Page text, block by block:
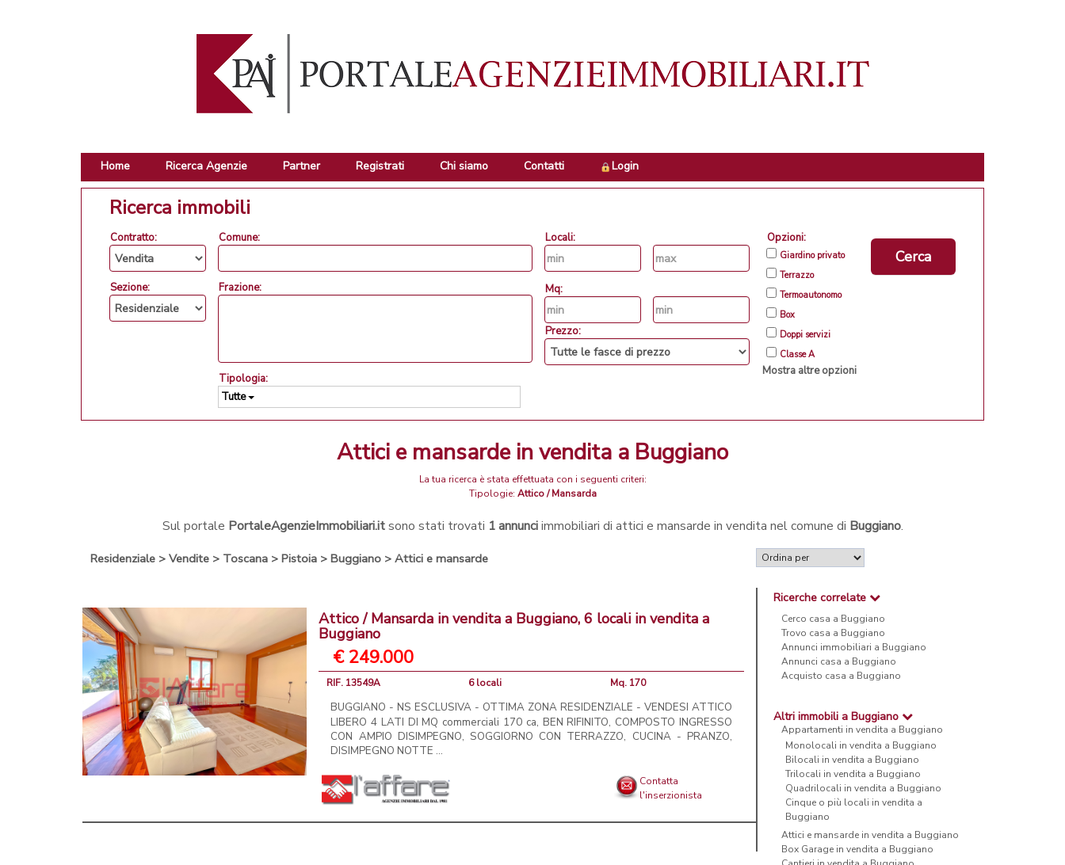
Home Ricerca Agenzie Partner Registrati Chi siamo Contatti Login
Ricerca immobili
Contratto:
Sezione:
Comune:
Frazione:
Tipologia:
Tutte
Locali:
Mq:
Prezzo:
Opzioni:
Giardino privato
Terrazzo
Termoautonomo
Box
Doppi servizi
Classe A
Mostra altre opzioni
Cerca
attici e mansarde in vendita a Buggiano
La tua ricerca è stata effettuata con i seguenti criteri:
Tipologie: Attico / Mansarda
Sul portale PortaleAgenzieImmobiliari.itsono stati trovati 1 annunciimmobiliari di attici e mansarde in vendita nel comune di Buggiano.
Residenziale > Vendite > Toscana > Pistoia > Buggiano > Attici e mansarde
Attico / Mansarda in vendita a Buggiano, 6 locali in vendita a
Buggiano
€ 249.000
RIF. 13549A 6 locali Mq. 170
BUGGIANO - NS ESCLUSIVA - OTTIMA ZONA RESIDENZIALE - VENDESI ATTICO
LIBERO 4 LATI DI MQ commerciali 170 ca, BEN RIFINITO, COMPOSTO INGRESSO
CON AMPIO DISIMPEGNO, SOGGIORNO CON TERRAZZO, CUCINA - PRANZO,
DISIMPEGNO NOTTE ...
Contatta
l'inserzionista
Ricerche correlate
Cerco casa a Buggiano
Trovo casa a Buggiano
Annunci immobiliari a Buggiano
Annunci casa a Buggiano
Acquisto casa a Buggiano
Altri immobili a Buggiano
Appartamenti in vendita a Buggiano
Monolocali in vendita a Buggiano
Bilocali in vendita a Buggiano
Trilocali in vendita a Buggiano
Quadrilocali in vendita a Buggiano
Cinque o più locali in vendita a
Buggiano
Attici e mansarde in vendita a Buggiano
Box Garage in vendita a Buggiano